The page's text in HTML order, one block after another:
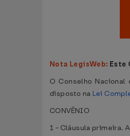
Nota LegisWeb: Este
O Conselho Nacional
disposto na Lei
CONVÊNIO
1 - Cláusula primeira.